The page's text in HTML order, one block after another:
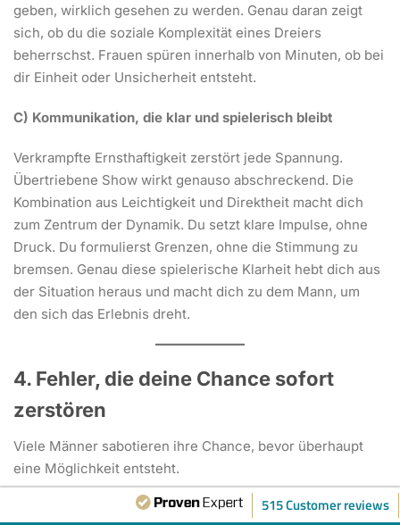
geben, wirklich gesehen zu werden. Genau daran zeigt
sich, ob du die soziale Komplexität eines Dreiers
beherrschst. Frauen spüren innerhalb von Minuten, ob bei
dir Einheit oder Unsicherheit entsteht.
C) Kommunikation, die klar und spielerisch bleibt
Verkrampfte Ernsthaftigkeit zerstört jede Spannung.
Übertriebene Show wirkt genauso abschreckend. Die
Kombination aus Leichtigkeit und Direktheit macht dich
zum Zentrum der Dynamik. Du setzt klare Impulse, ohne
Druck. Du formulierst Grenzen, ohne die Stimmung zu
bremsen. Genau diese spielerische Klarheit hebt dich aus
der Situation heraus und macht dich zu dem Mann, um
den sich das Erlebnis dreht.
4. Fehler, die deine Chance sofort
zerstören
Viele Männer sabotieren ihre Chance, bevor überhaupt
eine Möglichkeit entsteht.
Die fatalsten Fehler: 515 Customer reviews